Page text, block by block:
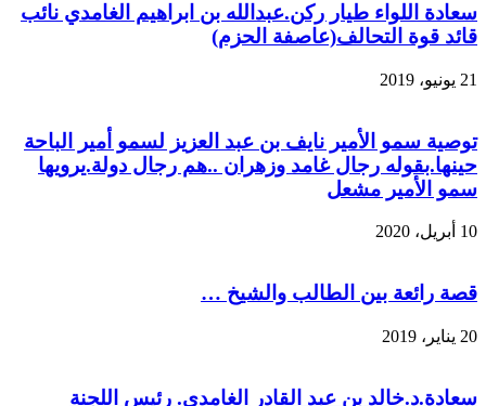
سعادة اللواء طيار ركن.عبدالله بن ابراهيم الغامدي نائب
قائد قوة التحالف(عاصفة الحزم)
21 يونيو، 2019
توصية سمو الأمير نايف بن عبد العزيز لسمو أمير الباحة
حينها.بقوله رجال غامد وزهران ..هم رجال دولة.يرويها
سمو الأمير مشعل
10 أبريل، 2020
قصة رائعة بين الطالب والشيخ …
20 يناير، 2019
سعادة.د.خالد بن عبد القادر الغامدي. رئيس اللجنة